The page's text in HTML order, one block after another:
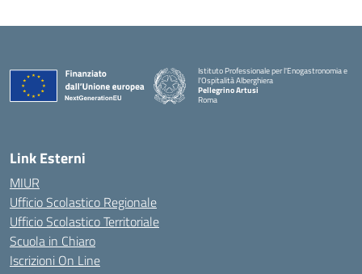
Istituto Professionale per l'Enogastronomia e
l'Ospitalità Alberghiera
Pellegrino Artusi
Roma
Link Esterni
MIUR
Ufficio Scolastico Regionale
Ufficio Scolastico Territoriale
Scuola in Chiaro
Iscrizioni On Line